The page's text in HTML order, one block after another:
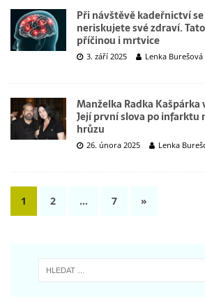
Při návštěvě kadeřnictví
neriskujete své zdraví.
příčinou i mrtvice
3. září 2025 Lenka Burešová
Manželka Radka Kašpárka
Její první slova po infarktu
hrůzu
26. února 2025 Lenka
1 2 … 7 »